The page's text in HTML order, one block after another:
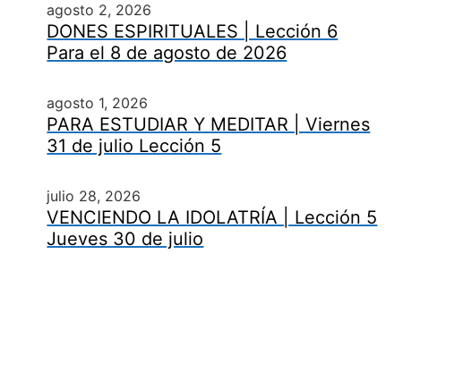
agosto 2, 2026
DONES ESPIRITUALES | Lección 6
Para el 8 de agosto de 2026
agosto 1, 2026
PARA ESTUDIAR Y MEDITAR | Viernes
31 de julio Lección 5
julio 28, 2026
VENCIENDO LA IDOLATRÍA | Lección 5
Jueves 30 de julio